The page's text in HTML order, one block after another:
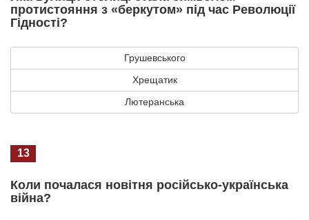
протистояння з «беркутом» під час Революції
Гідності?
Грушевського
Хрещатик
Лютеранська
13
Коли почалася новітня російсько-українська
війна?